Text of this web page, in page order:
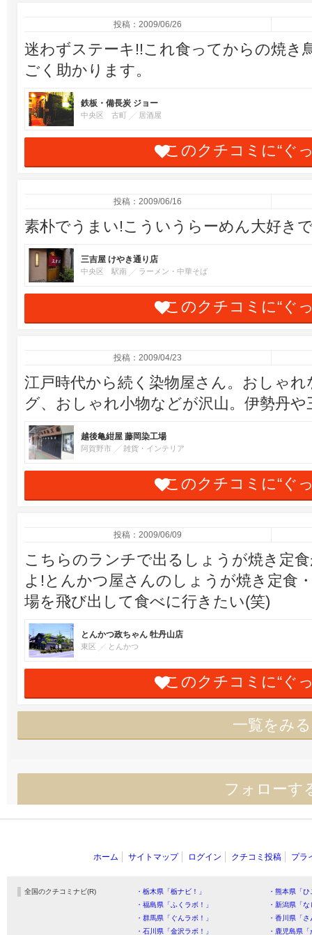
投稿：2009/06/26
迷わずステーキ!!これ食ってからの焼き
ごく助かります。
鉄板・備長炭 ジョー
中央区 古町 居酒屋
このクチコミに“ぐ
投稿：2009/06/16
素朴でうまい!こういうらーめん大好き
三吉屋 けやき通り店
中央区 駅南 ラーメン・中華そば
このクチコミに“ぐ
投稿：2009/04/23
江戸時代から続く染物屋さん。おしゃ
グ、おしゃれ小物などが沢山。伊勢丹
越後亀紺屋 藤岡染工場
阿賀野市 雑貨・インテリア
このクチコミに“ぐ
投稿：2009/06/09
こちらのランチで出るしょうが焼き定
よ!とんかつ屋さんのしょうが焼き定食
場を飛び出して食べに行きたい(笑)
とんかつ政ちゃん 牡丹山店
東区 とんかつ
このクチコミに“ぐ
一覧をみる
フォローす
ホーム サイトマップ ログイン クチコミ投稿 プラ
全国のクチコミナビ(R) ・栃木県「栃ナビ！」
・熊本県「
・福島県「ふくラボ！」
・新潟県「
・群馬県「ぐんラボ！」
・香川県「
・石川県「金沢ラボ！」
・鹿児島県